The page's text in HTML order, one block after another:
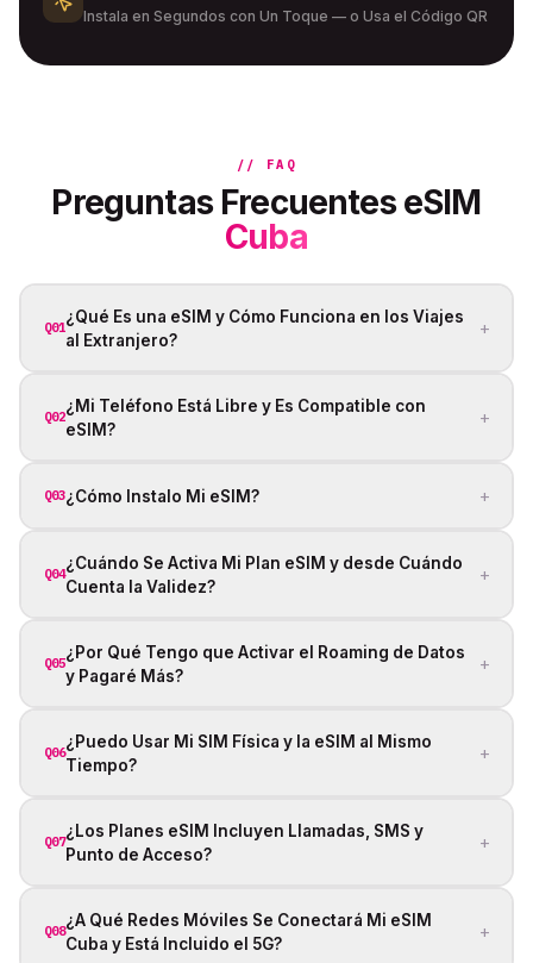
Instala en Segundos con Un Toque — o Usa el Código QR
// FAQ
Preguntas Frecuentes eSIM
Cuba
Q01
¿Qué Es una eSIM y Cómo Funciona en los Viajes
al Extranjero?
+
Q02
¿Mi Teléfono Está Libre y Es Compatible con
eSIM?
+
Q03¿Cómo Instalo Mi eSIM? +
Q04
¿Cuándo Se Activa Mi Plan eSIM y desde Cuándo
Cuenta la Validez?
+
Q05
¿Por Qué Tengo que Activar el Roaming de Datos
y Pagaré Más?
+
Q06
¿Puedo Usar Mi SIM Física y la eSIM al Mismo
Tiempo?
+
Q07
¿Los Planes eSIM Incluyen Llamadas, SMS y
Punto de Acceso?
+
Q08
¿A Qué Redes Móviles Se Conectará Mi eSIM
Cuba y Está Incluido el 5G?
+